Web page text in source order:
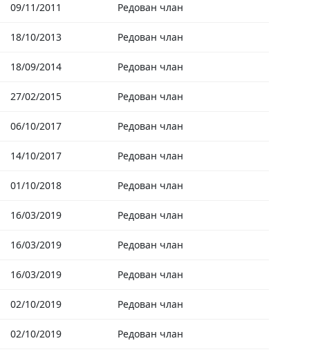
09/11/2011 Редован члан
18/10/2013 Редован члан
18/09/2014 Редован члан
27/02/2015 Редован члан
06/10/2017 Редован члан
14/10/2017 Редован члан
01/10/2018 Редован члан
16/03/2019 Редован члан
16/03/2019 Редован члан
16/03/2019 Редован члан
02/10/2019 Редован члан
02/10/2019 Редован члан